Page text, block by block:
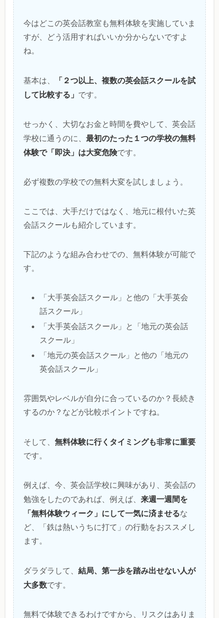
今はどこの英会話教室も無料体験を実施していま
すが、どう活用すればいいか分からないですよ
ね。
基本は、
「２つ以上、複数の英会話スクールを試
して比較する」 です。
せっかく、大切なお金と時間を費やして、英会話
学校に通うのに、 最初のたった１つの学校の無料
体験で「即決」は大変危険です。
必ず複数の学校での無料大変を試しましょう。
ここでは、大手だけではなく、地元に根付いた英
会話スクールも紹介しています。
下記のような組み合わせでの、無料体験が可能で
す。
「大手英会話スクール」と他の「大手英会
話スクール」
「大手英会話スクール」と「地元の英会話
スクール」
「地元の英会話スクール」と他の「地元の
英会話スクール」
雰囲気やレベルが自分に合っているのか？長続き
するのか？などが比較ポイントですね。
そして、 無料体験に行くタイミングも非常に重要
です。
例えば、今、英会話学校に興味があり、英会話の
勉強をしたのであれば、例えば、 来週一週間を
「無料体験ウィーク」にして一気に済ませるな
ど、「鉄は熱いうちに打て」の行動をおススメし
ます。
ダラダラして、 結局、第一歩を踏み出せない人が
大多数です。
無料で体験できるわけですから、リスクはありま